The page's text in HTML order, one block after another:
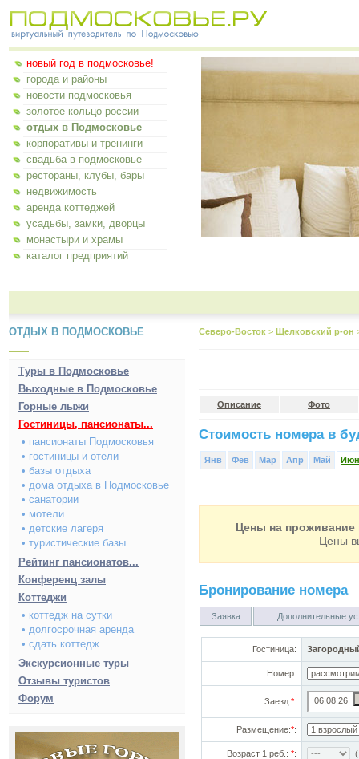
новый год в подмосковье!
города и районы
новости подмосковья
золотое кольцо россии
отдых в Подмосковье
корпоративы и тренинги
свадьба в подмосковье
рестораны, клубы, бары
недвижимость
аренда коттеджей
усадьбы, замки, дворцы
монастыри и храмы
каталог предприятий
ОТДЫХ В ПОДМОСКОВЬЕ
Туры в Подмосковье
Выходные в Подмосковье
Горные лыжи
Гостиницы, пансионаты...
• пансионаты Подмосковья
• гостиницы и отели
• базы отдыха
• дома отдыха в Подмосковье
• санатории
• мотели
• детские лагеря
• туристические базы
Рейтинг пансионатов...
Конференц залы
Коттеджи
• коттедж на сутки
• долгосрочная аренда
• сдать коттедж
Экскурсионные туры
Отзывы туристов
Форум
Северо-Восток > Щелковский р-он
Описание Фото
Стоимость номера в
Янв Фев Мар Апр Май Июн
Цены на проживание
Цены
Бронирование номера
Заявка Дополнительные
Гостиница:
Номер:
Заезд *:
Размещение:*:
Возраст 1 реб.: *: